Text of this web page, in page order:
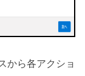
から各アクショ